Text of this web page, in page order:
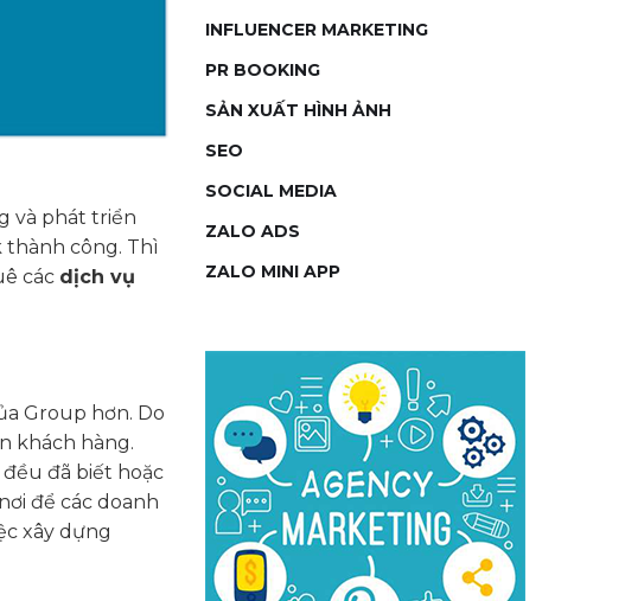
và phát triển
thành công. Thì
các dịch vụ
Group hơn. Do
khách hàng.
đã biết hoặc
để các doanh
xây dựng
INFLUENCER MARKETING
PR BOOKING
SẢN XUẤT HÌNH ẢNH
SEO
SOCIAL MEDIA
ZALO ADS
ZALO MINI APP